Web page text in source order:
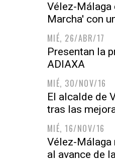
Vélez-Málaga
Marcha' con
MIÉ, 26/ABR/17
Presentan la
ADIAXA
MIÉ, 30/NOV/16
El alcalde de
tras las
MIÉ, 16/NOV/16
Vélez-Málaga
al avance de